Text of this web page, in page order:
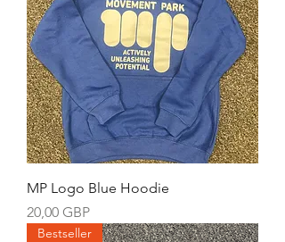
MP Logo Blue Hoodie
Cena
20,00 GBP
Bestseller